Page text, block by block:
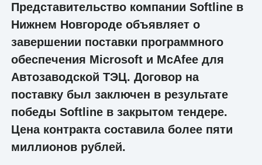
Представительство компании Softline в
Нижнем Новгороде объявляет о
завершении поставки программного
обеспечения Microsoft и McAfee для
Автозаводской ТЭЦ. Договор на
поставку был заключен в результате
победы Softline в закрытом тендере.
Цена контракта составила более пяти
миллионов рублей.